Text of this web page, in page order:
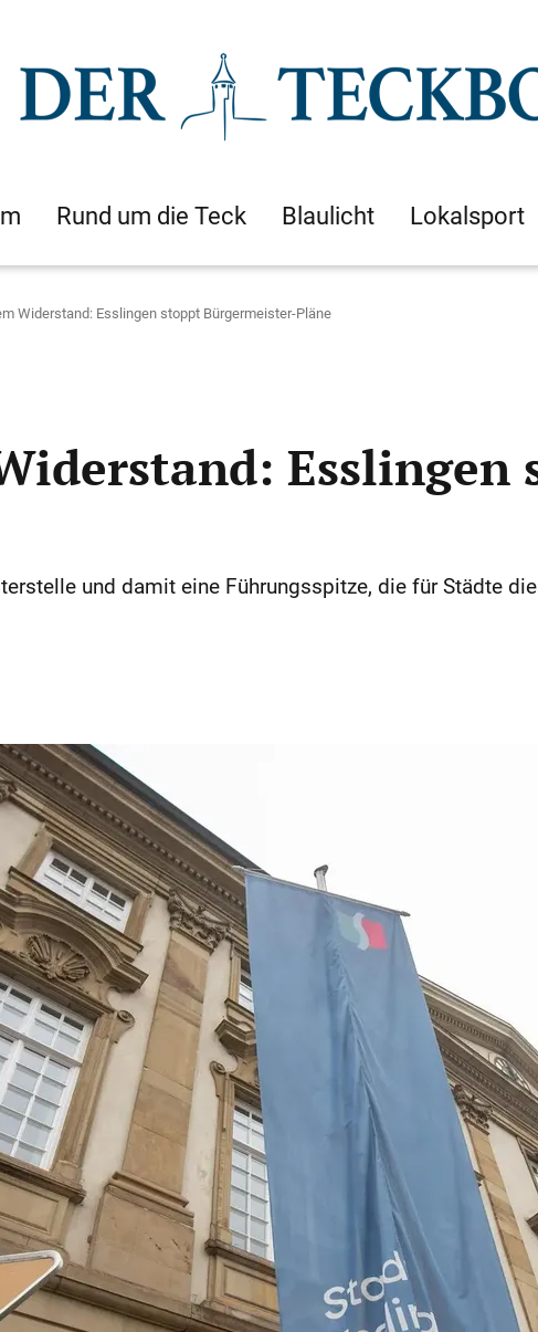
Rund um die Teck Blaulicht Lokalsport
Widerstand: Esslingen stoppt Bürgermeister-Pläne
und damit eine Führungsspitze, die für Städte